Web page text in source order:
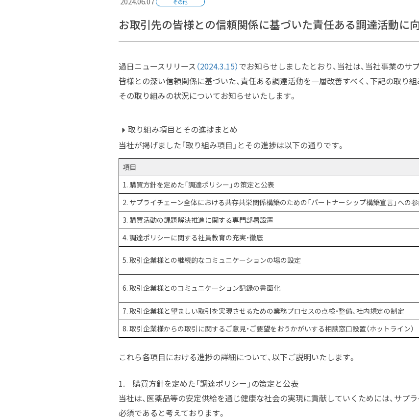
その他
お取引先の皆様との信頼関係に基づいた責任ある調達活動に
過日ニュースリリース（2024.3.15）でお知らせしましたとおり、当社は、当社事業の
皆様との深い信頼関係に基づいた、責任ある調達活動を一層改善すべく、下記の取り
その取り組みの状況についてお知らせいたします。
取り組み項目とその進捗まとめ
当社が掲げました「取り組み項目」とその進捗は以下の通りです。
項目
1. 購買方針を定めた「調達ポリシー」の策定と公表
2. サプライチェーン全体における共存共栄関係構築のための「パートナーシップ構築宣言」への
3. 購買活動の課題解決推進に関する専門部署設置
4. 調達ポリシーに関する社員教育の充実・徹底
5. 取引企業様との継続的なコミュニケーションの場の設定
6. 取引企業様とのコミュニケーション記録の書面化
7. 取引企業様と望ましい取引を実現させるための業務プロセスの点検・整備、社内規定の制定
8. 取引企業様からの取引に関するご意見・ご要望をおうかがいする相談窓口設置（ホットライン）
これら各項目における進捗の詳細について、以下ご説明いたします。
1. 購買方針を定めた「調達ポリシー」の策定と公表
当社は、医薬品等の安定供給を通じ健康な社会の実現に貢献していくためには、サプ
必須であると考えております。